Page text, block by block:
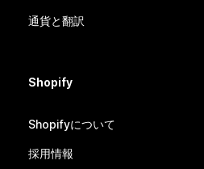
通貨と翻訳
Shopify
Shopifyについて
採用情報